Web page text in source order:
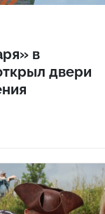
в
двери